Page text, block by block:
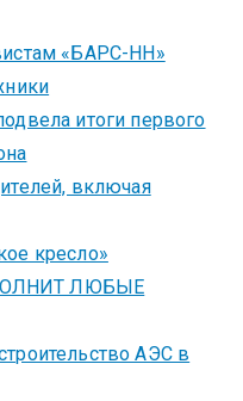
«БАРС-НН»
итоги первого
включая
кресло»
ЛЮБЫЕ
АЭС в